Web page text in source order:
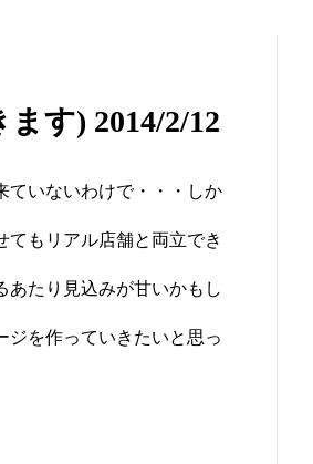
す) 2014/2/12
ていないわけで・・・しか
てもリアル店舗と両立でき
あたり見込みが甘いかもし
ジを作っていきたいと思っ